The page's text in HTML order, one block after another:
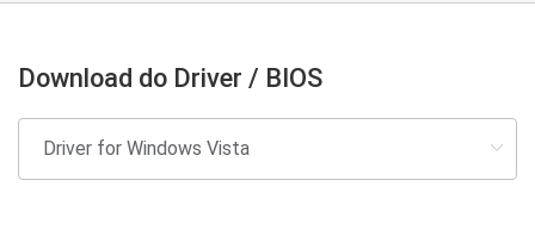
Download do Driver / BIOS